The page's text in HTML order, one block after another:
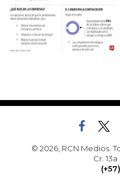
© 2026, RCN Medios.
Cr.